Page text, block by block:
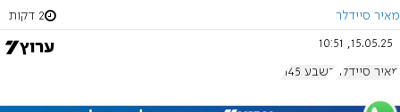
מאיר סיידלר 2 דקות
15.05.25, 10:51
מאיר סיידלר בשבע 1145